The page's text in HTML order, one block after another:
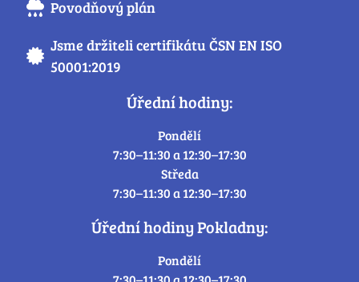
Povodňový plán
Jsme držiteli certifikátu ČSN EN ISO
50001:2019
Úřední hodiny:
Pondělí
7:30–11:30 a 12:30–17:30
Středa
7:30–11:30 a 12:30–17:30
Úřední hodiny Pokladny:
Pondělí